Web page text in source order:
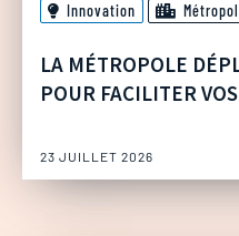
Innovation
LA MÉTROPOLE
POUR FACILITER
23 JUILLET 2026